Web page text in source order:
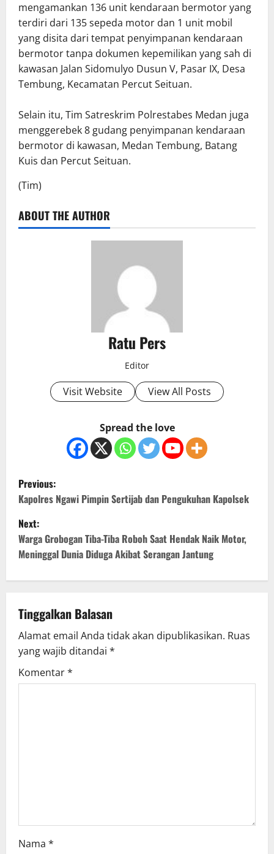
mengamankan 136 unit kendaraan bermotor yang
terdiri dari 135 sepeda motor dan 1 unit mobil
yang disita dari tempat penyimpanan kendaraan
bermotor tanpa dokumen kepemilikan yang sah di
kawasan Jalan Sidomulyo Dusun V, Pasar IX, Desa
Tembung, Kecamatan Percut Seituan.
Selain itu, Tim Satreskrim Polrestabes Medan juga
menggerebek 8 gudang penyimpanan kendaraan
bermotor di kawasan, Medan Tembung, Batang
Kuis dan Percut Seituan.
(Tim)
ABOUT THE AUTHOR
Ratu Pers
Editor
Visit Website View All Posts
Spread the love
P
o
s
t
n
a
v
i
g
Previous:
Kapolres Ngawi Pimpin Sertijab dan Pengukuhan Kapolsek
Next:
Warga Grobogan Tiba-Tiba Roboh Saat Hendak Naik Motor,
Meninggal Dunia Diduga Akibat Serangan Jantung
Tinggalkan Balasan
Alamat email Anda tidak akan dipublikasikan. Ruas
yang wajib ditandai *
Komentar*
Nama *